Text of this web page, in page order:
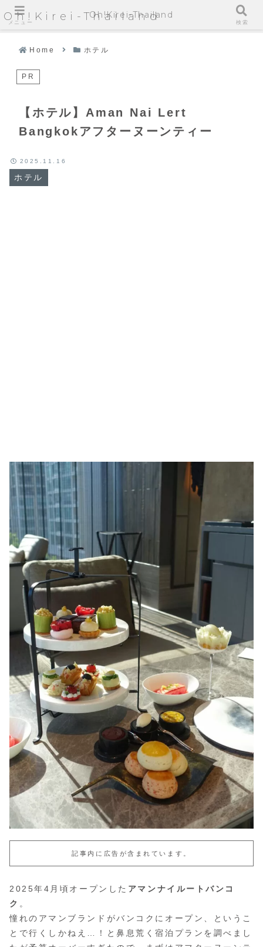
Oh!Kirei-Thailand
Home ホテル
PR
【ホテル】Aman Nai Lert
Bangkokアフターヌーンティー
ホテル
2025.11.16
記事内に広告が含まれています。
2025年4月頃オープンした アマンナイルートバンコ
ク 。
憧れのアマンブランドがバンコクにオープン、というこ
とで行くしかねえ…！と鼻息荒く宿泊プランを調べまし
メニュー
Oh!Kirei-Thailand
検索